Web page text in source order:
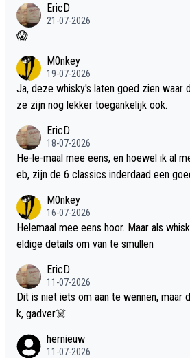
EricD
21-07-2026
😱
M0nkey
19-07-2026
Ja, deze whisky's laten goed zien waar
ze zijn nog lekker toegankelijk ook.
EricD
18-07-2026
He-le-maal mee eens, en hoewel ik al
eb, zijn de 6 classics inderdaad een
M0nkey
16-07-2026
Helemaal mee eens hoor. Maar als
eldige details om van te smullen
EricD
11-07-2026
Dit is niet iets om aan te wennen, maar
k, gadver☠️
hernieuw
11-07-2026